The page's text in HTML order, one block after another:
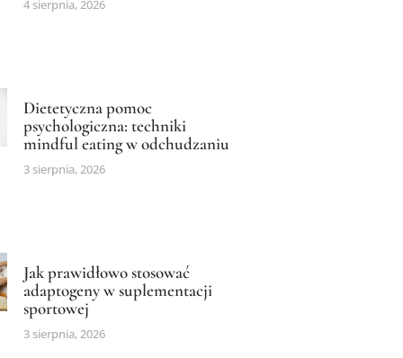
4 sierpnia, 2026
Dietetyczna pomoc
psychologiczna: techniki
mindful eating w odchudzaniu
3 sierpnia, 2026
Jak prawidłowo stosować
adaptogeny w suplementacji
sportowej
3 sierpnia, 2026